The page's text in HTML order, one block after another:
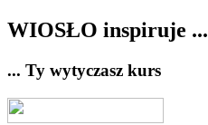
WIOSŁO inspiruje ...
... Ty wytyczasz kurs